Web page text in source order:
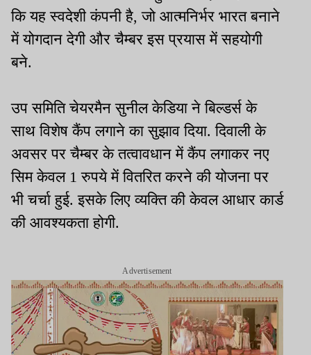
कि यह स्वदेशी कंपनी है, जो आत्मनिर्भर भारत बनाने
में योगदान देगी और चैम्बर इस प्रयास में सहयोगी
बने.
उप समिति चेयरमैन सुनील केडिया ने बिल्डर्स के
साथ विशेष कैंप लगाने का सुझाव दिया. दिवाली के
अवसर पर चैम्बर के तत्वावधान में कैंप लगाकर नए
सिम केवल 1 रुपये में वितरित करने की योजना पर
भी चर्चा हुई. इसके लिए व्यक्ति की केवल आधार कार्ड
की आवश्यकता होगी.
Advertisement